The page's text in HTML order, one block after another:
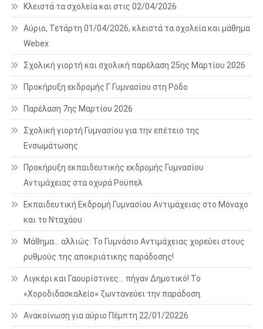
Κλειστά τα σχολεία και στις 02/04/2026
Αύριο, Τετάρτη 01/04/2026, κλειστά τα σχολεία και μάθημα
Webex
Σχολική γιορτή και σχολική παρέλαση 25ης Μαρτίου 2026
Προκήρυξη εκδρομής Γ Γυμνασίου στη Ρόδο
Παρέλαση 7ης Μαρτίου 2026
Σχολική γιορτή Γυμνασίου για την επέτειο της
Ενσωμάτωσης
Προκήρυξη εκπαιδευτικής εκδρομής Γυμνασίου
Αντιμάχειας στα οχυρά Ρούπελ
Εκπαιδευτική Εκδρομή Γυμνασίου Αντιμάχειας στο Μόναχο
και το Νταχάου
Μάθημα… αλλιώς: Το Γυμνάσιο Αντιμάχειας χορεύει στους
ρυθμούς της αποκριάτικης παράδοσης!
Λιγκέρι και Γαουρίστινες… πήγαν Δημοτικό! Το
«Χοροδιδασκαλείο» ζωντανεύει την παράδοση.
Ανακοίνωση για αύριο Πέμπτη 22/01/20226